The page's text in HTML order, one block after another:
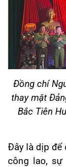
Đồng chí
thay mặt
Bắc Tiên
Đây là dịp để
công lao, sự